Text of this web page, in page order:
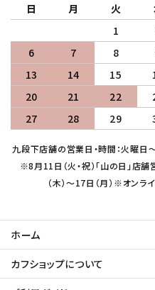
日 月 火
1
6
7 8
13
14 15
20
21 22
27
28 29
九段下店舗の営業日・時間：火曜
※8月11日（火・祝）「山の日」店
（木）～17日（月）※オンラ
ホーム
カフショップについて